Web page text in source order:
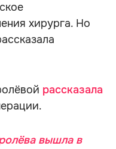
хирурга. Но
рассказала
вышла в